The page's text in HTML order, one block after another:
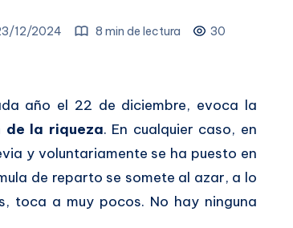
12/2024 8 min de lectura 30
año el 22 de diciembre, evoca la
de la riqueza. En cualquier caso, en
y voluntariamente se ha puesto en
de reparto se somete al azar, a lo
toca a muy pocos. No hay ninguna